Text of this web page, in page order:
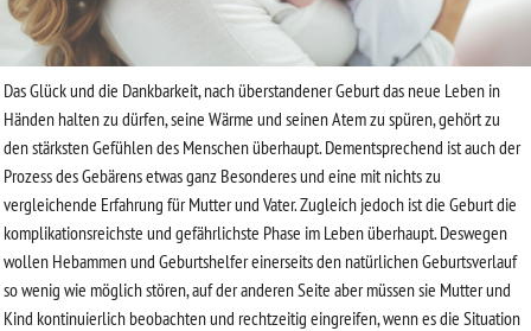
Das Glück und die Dankbarkeit, nach überstandener Geburt das neue Leben in
Händen halten zu dürfen, seine Wärme und seinen Atem zu spüren, gehört zu
den stärksten Gefühlen des Menschen überhaupt. Dementsprechend ist auch der
Prozess des Gebärens etwas ganz Besonderes und eine mit nichts zu
vergleichende Erfahrung für Mutter und Vater. Zugleich jedoch ist die Geburt die
komplikationsreichste und gefährlichste Phase im Leben überhaupt. Deswegen
wollen Hebammen und Geburtshelfer einerseits den natürlichen Geburtsverlauf
so wenig wie möglich stören, auf der anderen Seite aber müssen sie Mutter und
Kind kontinuierlich beobachten und rechtzeitig eingreifen, wenn es die Situation